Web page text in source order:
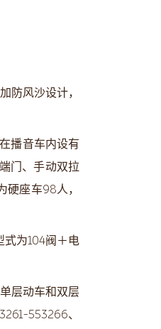
防风沙设计，
播音车内设有
门、手动双拉
硬座车98人，
为104阀＋电
层动车和双层
553266、